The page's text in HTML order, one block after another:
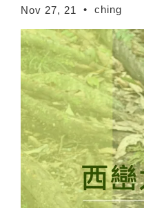
Nov 27, 21 • ching